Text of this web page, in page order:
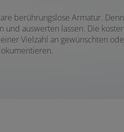
berührungslose Armatur.
und auswerten lassen. Die
Vielzahl an gewünschten